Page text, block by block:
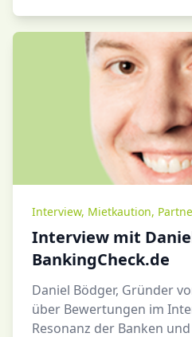
Interview, Mietkaution,
Interview mit
BankingCheck.de
Daniel Bödger, Gründer
über Bewertungen im
Resonanz der Banken